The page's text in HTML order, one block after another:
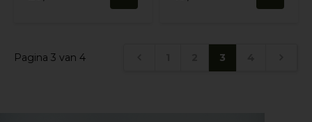
Pagina 3 van 4 3